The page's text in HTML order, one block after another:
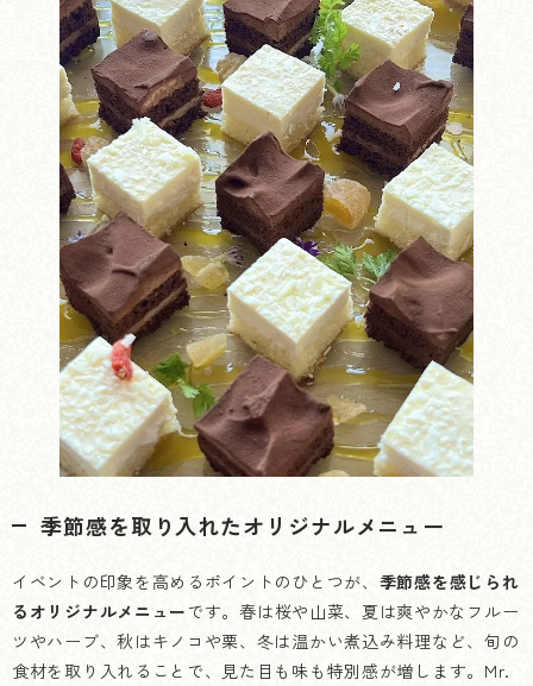
季節感を取り入れたオリジナルメニュー
イベントの印象を高めるポイントのひとつが、 季節感を感じられ
るオリジナルメニュー です。春は桜や山菜、夏は爽やかなフルー
ツやハーブ、秋はキノコや栗、冬は温かい煮込み料理など、旬の
食材を取り入れることで、見た目も味も特別感が増します。Mr.